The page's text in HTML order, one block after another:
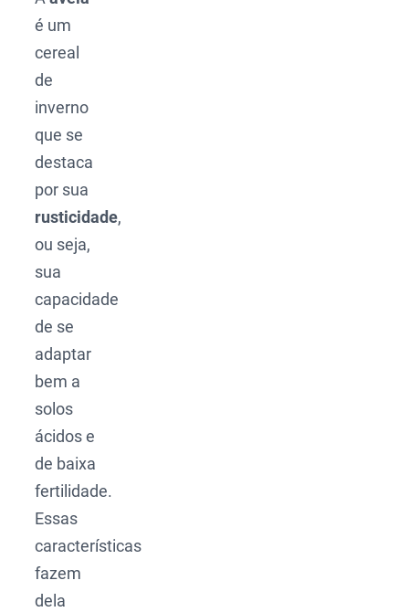
é um
cereal
de
inverno
que se
destaca
por sua
rusticidade,
ou seja,
sua
capacidade
de se
adaptar
bem a
solos
ácidos e
de baixa
fertilidade.
Essas
características
fazem
dela